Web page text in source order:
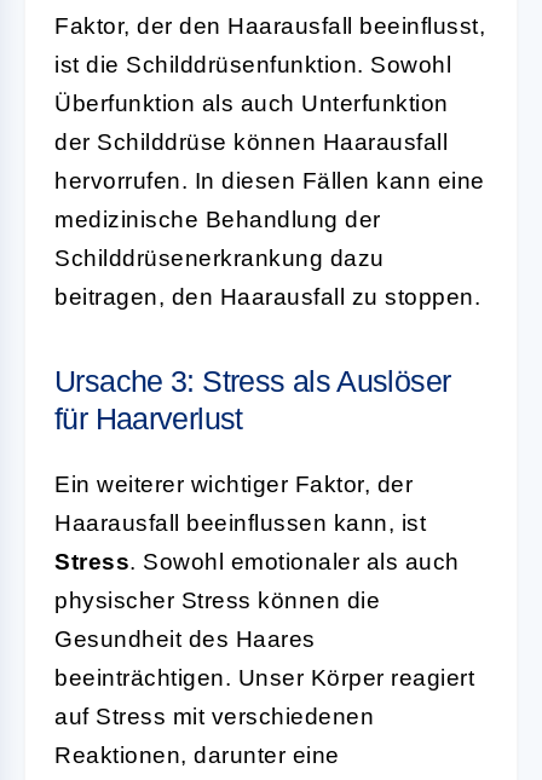
Faktor, der den Haarausfall beeinflusst,
ist die Schilddrüsenfunktion. Sowohl
Überfunktion als auch Unterfunktion
der Schilddrüse können Haarausfall
hervorrufen. In diesen Fällen kann eine
medizinische Behandlung der
Schilddrüsenerkrankung dazu
beitragen, den Haarausfall zu stoppen.
Ursache 3: Stress als Auslöser
für Haarverlust
Ein weiterer wichtiger Faktor, der
Haarausfall beeinflussen kann, ist
Stress. Sowohl emotionaler als auch
physischer Stress können die
Gesundheit des Haares
beeinträchtigen. Unser Körper reagiert
auf Stress mit verschiedenen
Reaktionen, darunter eine